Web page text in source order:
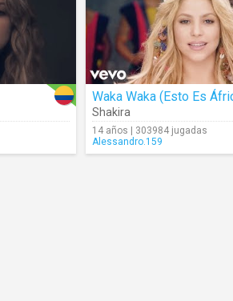
Waka Waka (Esto Es
Shakira
14 años | 303984 jugadas
Alessandro.159